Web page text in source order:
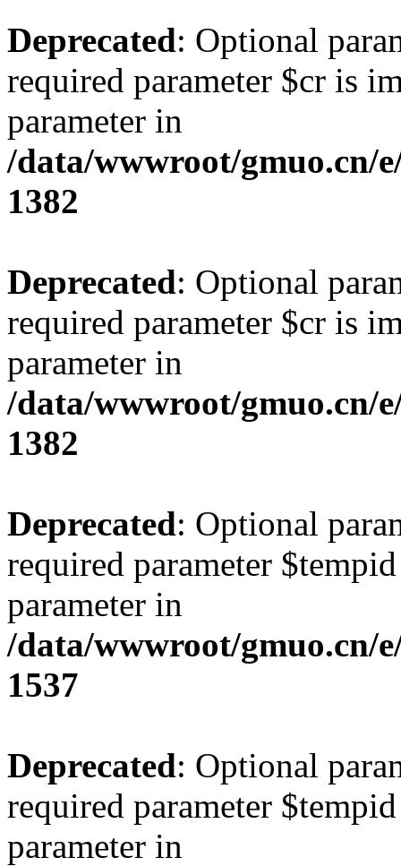
Deprecated: Optional
required parameter $cr is
parameter in
/data/wwwroot/gmuo.cn/
1382
Deprecated: Optional
required parameter $cr is
parameter in
/data/wwwroot/gmuo.cn/
1382
Deprecated: Optional
required parameter
parameter in
/data/wwwroot/gmuo.cn/
1537
Deprecated: Optional
required parameter
parameter in